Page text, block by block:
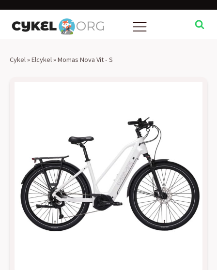
Cykel »Elcykel »Momas Nova Vit - S